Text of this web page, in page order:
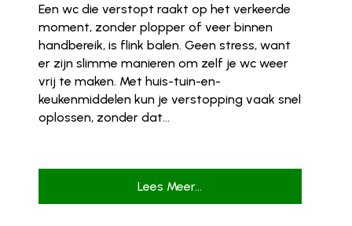
Een wc die verstopt raakt op het verkeerde
moment, zonder plopper of veer binnen
handbereik, is flink balen. Geen stress, want
er zijn slimme manieren om zelf je wc weer
vrij te maken. Met huis-tuin-en-
keukenmiddelen kun je verstopping vaak snel
oplossen, zonder dat...
Lees Meer...